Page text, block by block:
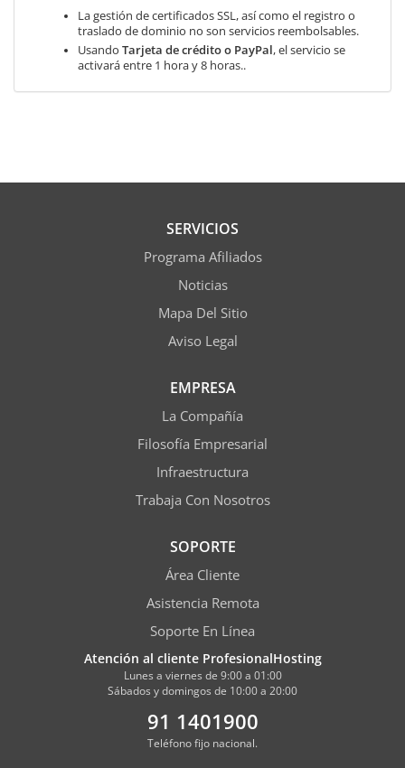
La gestión de certificados SSL, así como el registro o
traslado de dominio no son servicios reembolsables.
Usando Tarjeta de crédito o PayPal, el servicio se
activará entre 1 hora y 8 horas..
SERVICIOS
Programa Afiliados
Noticias
Mapa Del Sitio
Aviso Legal
EMPRESA
La Compañía
Filosofía Empresarial
Infraestructura
Trabaja Con Nosotros
SOPORTE
Área Cliente
Asistencia Remota
Soporte En Línea
Atención al cliente ProfesionalHosting
Lunes a viernes de 9:00 a 01:00
Sábados y domingos de 10:00 a 20:00
91 1401900
Teléfono fijo nacional.